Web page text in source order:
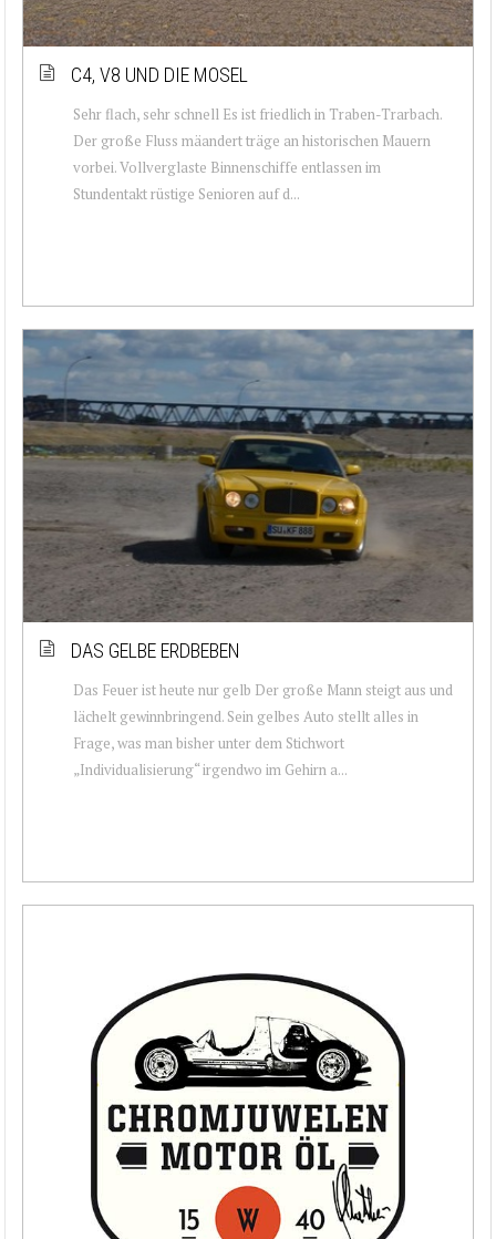
C4, V8 UND DIE MOSEL
Sehr flach, sehr schnell Es ist friedlich in Traben-Trarbach.
Der große Fluss mäandert träge an historischen Mauern
vorbei. Vollverglaste Binnenschiffe entlassen im
Stundentakt rüstige Senioren auf d...
DAS GELBE ERDBEBEN
Das Feuer ist heute nur gelb Der große Mann steigt aus und
lächelt gewinnbringend. Sein gelbes Auto stellt alles in
Frage, was man bisher unter dem Stichwort
„Individualisierung“ irgendwo im Gehirn a...